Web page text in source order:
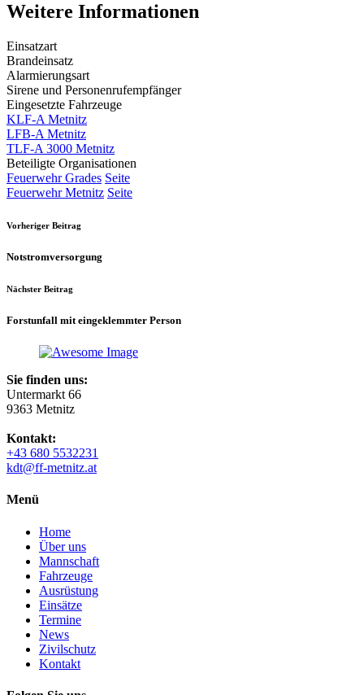
Weitere Informationen
Einsatzart
Brandeinsatz
Alarmierungsart
Sirene und Personenrufempfänger
Eingesetzte Fahrzeuge
KLF-A Metnitz
LFB-A Metnitz
TLF-A 3000 Metnitz
Beteiligte Organisationen
Feuerwehr Grades Seite
Feuerwehr Metnitz Seite
Vorheriger Beitrag
Notstromversorgung
Nächster Beitrag
Forstunfall mit eingeklemmter Person
Sie finden uns:
Untermarkt 66
9363 Metnitz
Kontakt:
+43 680 5532231
kdt@ff-metnitz.at
Menü
Home
Über uns
Mannschaft
Fahrzeuge
Ausrüstung
Einsätze
Termine
News
Zivilschutz
Kontakt